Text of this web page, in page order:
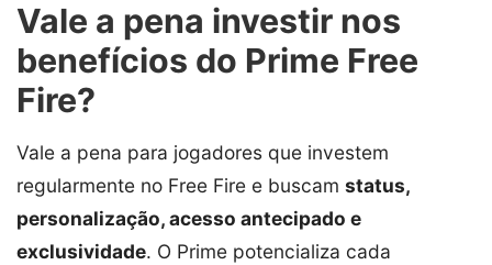
Vale a pena investir nos
benefícios do Prime Free
Fire?
Vale a pena para jogadores que investem
regularmente no Free Fire e buscam status,
personalização, acesso antecipado e
exclusividade. O Prime potencializa cada